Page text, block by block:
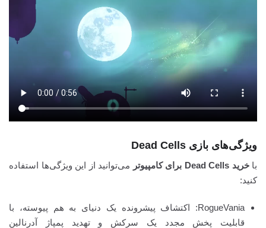
ویژگی‌های بازی Dead Cells
باخرید Dead Cells برای کامپیوتر
می‌توانید از این ویژگی‌ها استفاده
کنید:
RogueVania: اکتشاف پیشرونده یک دنیای به هم پیوسته، با
قابلیت پخش مجدد یک سرکش و تهدید پمپاژ آدرنالین